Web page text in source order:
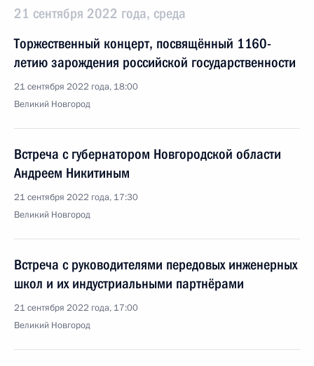
21 сентября 2022 года, среда
Торжественный концерт, посвящённый 1160-
летию зарождения российской государственности
21 сентября 2022 года, 18:00
Великий Новгород
Встреча с губернатором Новгородской области
Андреем Никитиным
21 сентября 2022 года, 17:30
Великий Новгород
Встреча с руководителями передовых инженерных
школ и их индустриальными партнёрами
21 сентября 2022 года, 17:00
Великий Новгород